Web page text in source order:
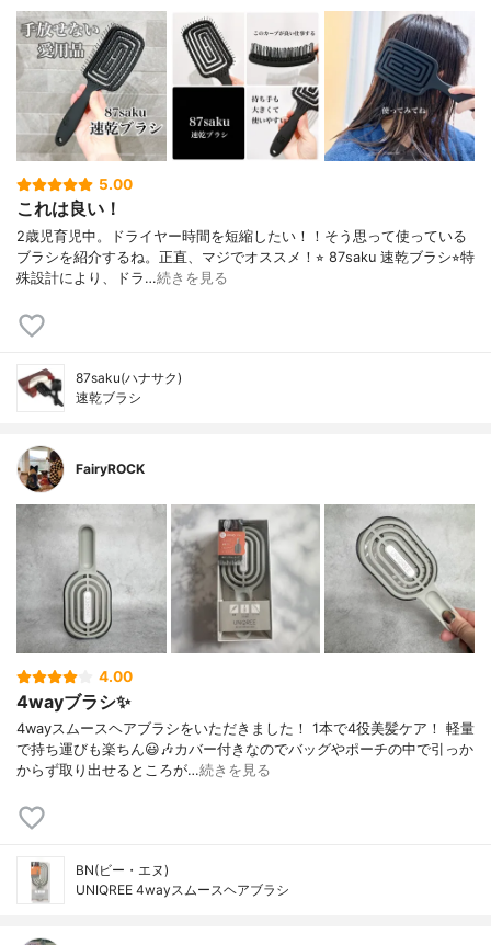
5.00
これは良い！
2歳児育児中。ドライヤー時間を短縮したい！！そう思って使っている
ブラシを紹介するね。正直、マジでオススメ！⭐︎ 87saku 速乾ブラシ⭐︎特
殊設計により、ドラ…続きを見る
87saku(ハナサク)
速乾ブラシ
FairyROCK
4.00
4wayブラシ✨
4wayスムースヘアブラシをいただきました！ 1本で4役美髪ケア！ 軽量
で持ち運びも楽ちん😃🎶カバー付きなのでバッグやポーチの中で引っか
からず取り出せるところが…続きを見る
BN(ビー・エヌ)
UNIQREE 4wayスムースヘアブラシ